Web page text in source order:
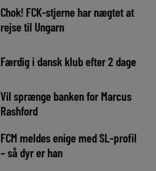
Chok! FCK-stjerne har nægtet at
rejse til Ungarn
Færdig i dansk klub efter 2 dage
Vil sprænge banken for Marcus
Rashford
FCM meldes enige med SL-profil
– så dyr er han